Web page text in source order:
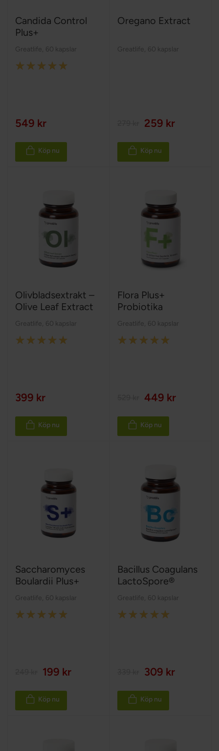
Candida Control
Plus+
Greatlife 60 kapslar
Rating:
549 kr
Köp nu
Oregano Extract
Greatlife 60 kapslar
259 kr
Köp nu
Olivbladsextrakt –
Olive Leaf Extract
Greatlife 60 kapslar
Rating:
399 kr
Köp nu
Flora Plus+
Probiotika
Greatlife 60 kapslar
Rating:
449 kr
Köp nu
Saccharomyces
Boulardii Plus+
Greatlife 60 kapslar
Rating:
199 kr
Köp nu
Bacillus Coagulans
LactoSpore®
Greatlife 60 kapslar
Rating:
309 kr
Köp nu